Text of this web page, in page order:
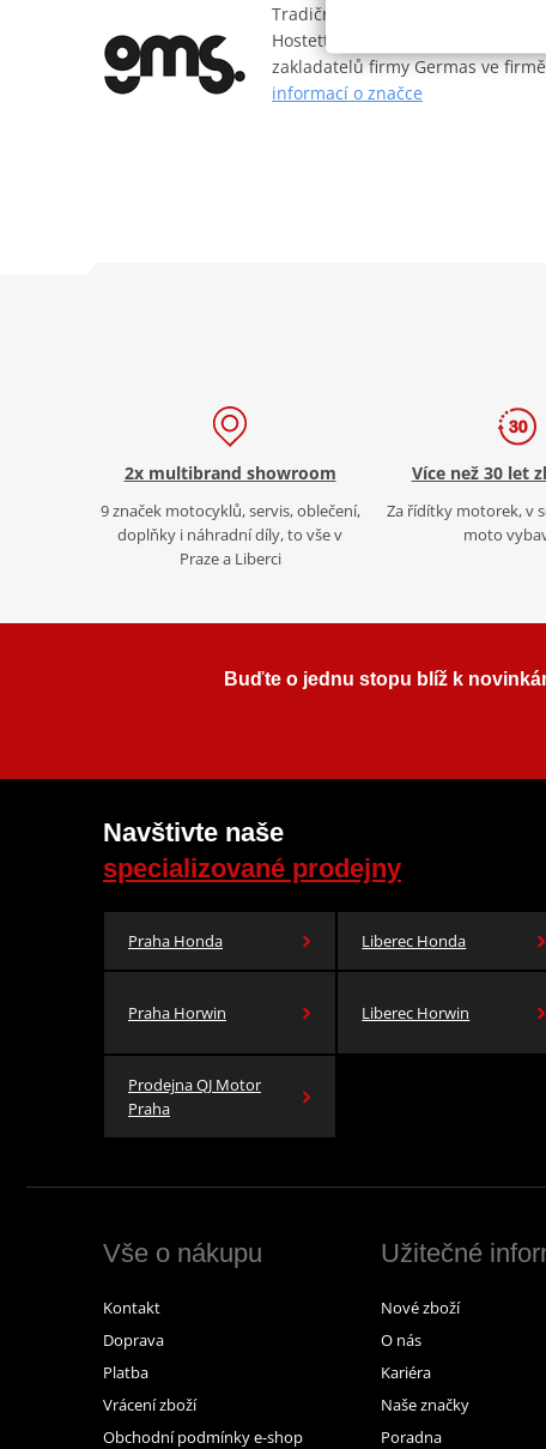
Tradiční německá rodinná firma,
Hostettler, která značku
zakladatelů firmy Germas ve
informací o značce
2x multibrand showroom
9 značek motocyklů, servis, oblečení,
doplňky i náhradní díly, to vše v
Praze a Liberci
Více než 30 let
Za řídítky motorek, v
moto
Buďte o jednu stopu blíž k
Navštivte naše
specializované prodejny
Praha Honda Liberec Honda
Praha Horwin Liberec Horwin
Prodejna QJ Motor
Praha
Vše o nákupu
Kontakt
Doprava
Platba
Vrácení zboží
Obchodní podmínky e-shop
Užitečné
Nové zboží
O nás
Kariéra
Naše značky
Poradna